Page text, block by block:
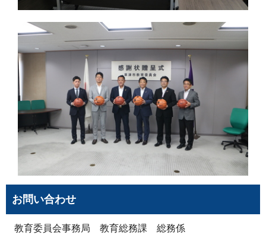
お問い合わせ
教育委員会事務局 教育総務課 総務係